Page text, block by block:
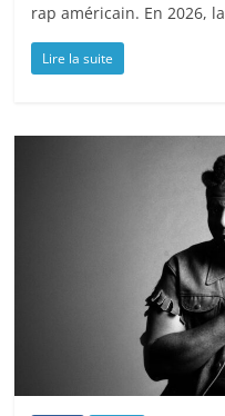
rap américain. En 2026, la
Lire la suite